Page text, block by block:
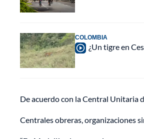
COLOMBIA
¿Un tigre en
De acuerdo con la Central Unitaria
Centrales obreras, organizaciones